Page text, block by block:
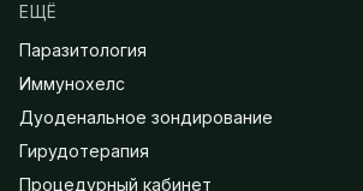
ЕЩЁ
Паразитология
Иммунохелс
Дуоденальное зондирование
Гирудотерапия
Процедурный кабинет